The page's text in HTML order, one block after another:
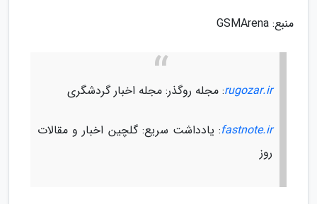
منبع: GSMArena
rugozar.ir: مجله روگذر: مجله اخبار گردشگری
fastnote.ir: یادداشت سریع: گلچین اخبار و مقالات
روز